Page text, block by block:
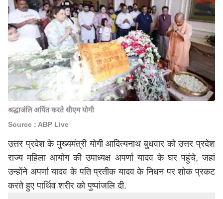
श्रद्धाजंलि अर्पित करते सीएम योगी
Source : ABP Live
उत्तर प्रदेश के मुख्यमंत्रीयोगी आदित्यनाथ बुधवार को उत्तर प्रदेश
राज्य महिला आयोग की उपाध्यक्ष अपर्णा यादव के घर पहुंचे, जहां
उन्होंने अपर्णा यादव के पति प्रतीक यादव के निधन पर शोक प्रकट
करते हुए पार्थिव शरीर को पुष्पांजलि दी.